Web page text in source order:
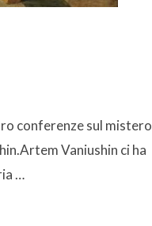
conferenze sul mistero
Vaniushin ci ha
…